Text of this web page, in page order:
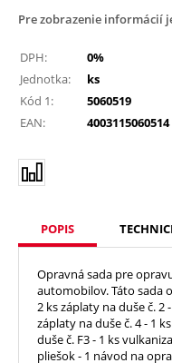
Pre zobrazenie informácií
DPH:
0%
Jednotka:
ks
Kód 1:
5060519
EAN:
4003115060514
POPIS
Opravná sada pre
automobilov. Táto sada
2 ks záplaty na duše č. 2
záplaty na duše č. 4 - 1
duše č. F3 - 1 ks
pliešok - 1 návod na